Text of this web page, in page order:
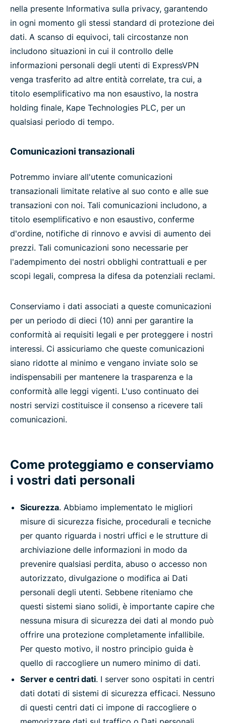
nella presente Informativa sulla privacy, garantendo
in ogni momento gli stessi standard di protezione dei
dati. A scanso di equivoci, tali circostanze non
includono situazioni in cui il controllo delle
informazioni personali degli utenti di ExpressVPN
venga trasferito ad altre entità correlate, tra cui, a
titolo esemplificativo ma non esaustivo, la nostra
holding finale, Kape Technologies PLC, per un
qualsiasi periodo di tempo.
Comunicazioni transazionali
Potremmo inviare all'utente comunicazioni
transazionali limitate relative al suo conto e alle sue
transazioni con noi. Tali comunicazioni includono, a
titolo esemplificativo e non esaustivo, conferme
d'ordine, notifiche di rinnovo e avvisi di aumento dei
prezzi. Tali comunicazioni sono necessarie per
l'adempimento dei nostri obblighi contrattuali e per
scopi legali, compresa la difesa da potenziali reclami.
Conserviamo i dati associati a queste comunicazioni
per un periodo di dieci (10) anni per garantire la
conformità ai requisiti legali e per proteggere i nostri
interessi. Ci assicuriamo che queste comunicazioni
siano ridotte al minimo e vengano inviate solo se
indispensabili per mantenere la trasparenza e la
conformità alle leggi vigenti. L'uso continuato dei
nostri servizi costituisce il consenso a ricevere tali
comunicazioni.
Come proteggiamo e conserviamo
i vostri dati personali
Sicurezza. Abbiamo implementato le migliori
misure di sicurezza fisiche, procedurali e tecniche
per quanto riguarda i nostri uffici e le strutture di
archiviazione delle informazioni in modo da
prevenire qualsiasi perdita, abuso o accesso non
autorizzato, divulgazione o modifica ai Dati
personali degli utenti. Sebbene riteniamo che
questi sistemi siano solidi, è importante capire che
nessuna misura di sicurezza dei dati al mondo può
offrire una protezione completamente infallibile.
Per questo motivo, il nostro principio guida è
quello di raccogliere un numero minimo di dati.
Server e centri dati. I server sono ospitati in centri
dati dotati di sistemi di sicurezza efficaci. Nessuno
di questi centri dati ci impone di raccogliere o